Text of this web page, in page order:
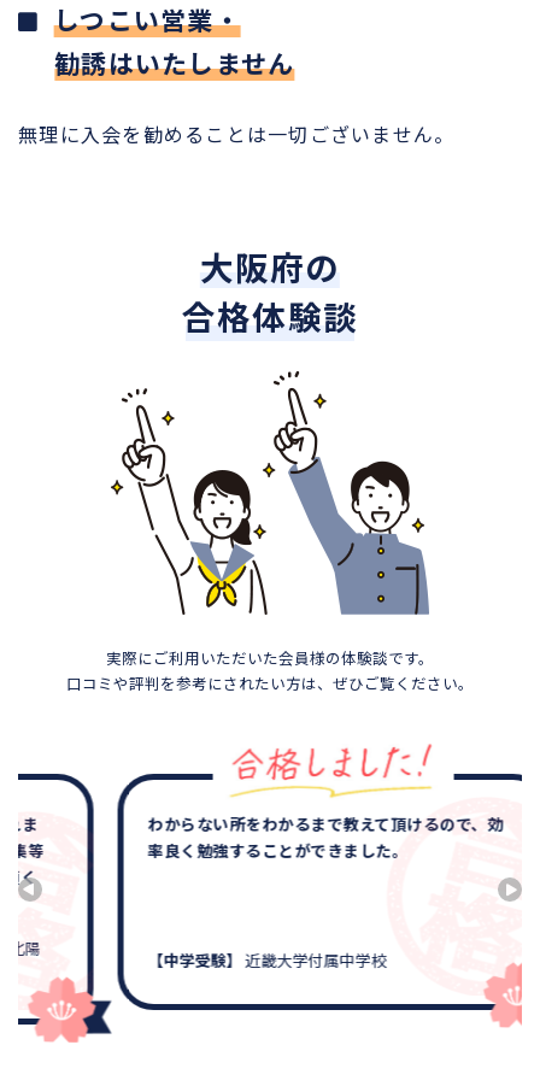
しつこい営業・
勧誘はいたしません
無理に入会を勧めることは一切ございません。
大阪府の
合格体験談
実際にご利用いただいた会員様の体験談です。
口コミや評判を参考にされたい方は、ぜひご覧ください。
わからない所をわかるまで教えて頂けるので、効
率良く勉強することができました。
【中学受験】近畿大学付属中学校